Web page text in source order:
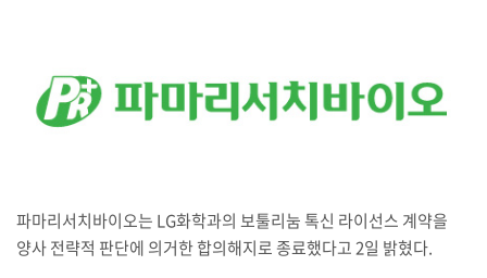
파마리서치바이오는 LG화학과의 보툴리눔 톡신 라이선스 계약을
양사 전략적 판단에 의거한 합의해지로 종료했다고2일 밝혔다.